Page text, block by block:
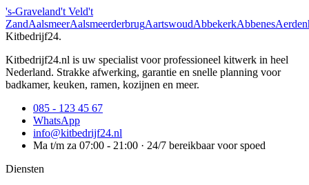
's-Graveland't Veld't
ZandAalsmeerAalsmeerderbrugAartswoudAbbekerkAbbenes
Kitbedrijf24.
Kitbedrijf24.nl is uw specialist voor professioneel kitwerk in heel
Nederland. Strakke afwerking, garantie en snelle planning voor
badkamer, keuken, ramen, kozijnen en meer.
085 - 123 45 67
WhatsApp
info@kitbedrijf24.nl
Ma t/m za 07:00 - 21:00 · 24/7 bereikbaar voor spoed
Diensten